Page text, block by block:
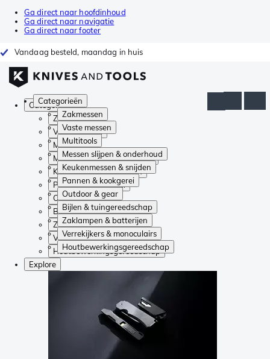
Ga direct naar hoofdinhoud
Ga direct naar navigatie
Ga direct naar footer
Vandaag besteld, maandag in huis
Categorieën
Zakmessen
Vaste messen
Multitools
Messen slijpen & onderhoud
Keukenmessen & snijden
Pannen & kookgerei
Outdoor & gear
Bijlen & tuingereedschap
Zaklampen & batterijen
Verrekijkers & monoculairs
Houtbewerkingsgereedschap
Categorieën
Zakmessen
Vaste messen
Multitools
Messen slijpen & onderhoud
Keukenmessen & snijden
Pannen & kookgerei
Outdoor & gear
Bijlen & tuingereedschap
Zaklampen & batterijen
Verrekijkers & monoculairs
Houtbewerkingsgereedschap
Explore